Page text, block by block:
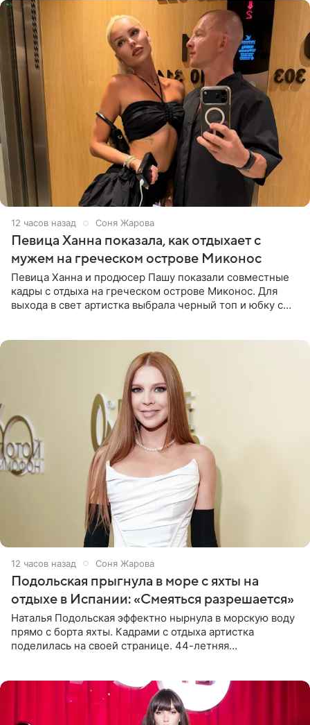
12 часов назад Соня Жарова
Певица Ханна показала, как отдыхает с
мужем на греческом острове Миконос
Певица Ханна и продюсер Пашу показали совместные
кадры с отдыха на греческом острове Миконос. Для
выхода в свет артистка выбрала черный топ и юбку с
12 часов назад Соня Жарова
Подольская прыгнула в море с яхты на
отдыхе в Испании: «Смеяться разрешается»
Наталья Подольская эффектно нырнула в морскую воду
прямо с борта яхты. Кадрами с отдыха артистка
поделилась на своей странице. 44-летняя